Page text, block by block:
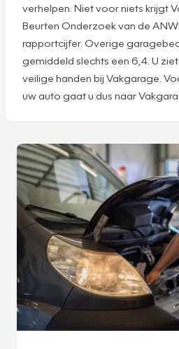
verhelpen. Niet voor niets krijgt
Beurten Onderzoek van de
rapportcijfer. Overige
gemiddeld slechts een 6,4. U
veilige handen bij Vakgarage.
uw auto gaat u dus naar